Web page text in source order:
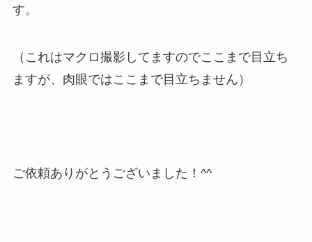
す。
（これはマクロ撮影してますのでここまで目立ち
ますが、肉眼ではここまで目立ちません）
ご依頼ありがとうございました！^^